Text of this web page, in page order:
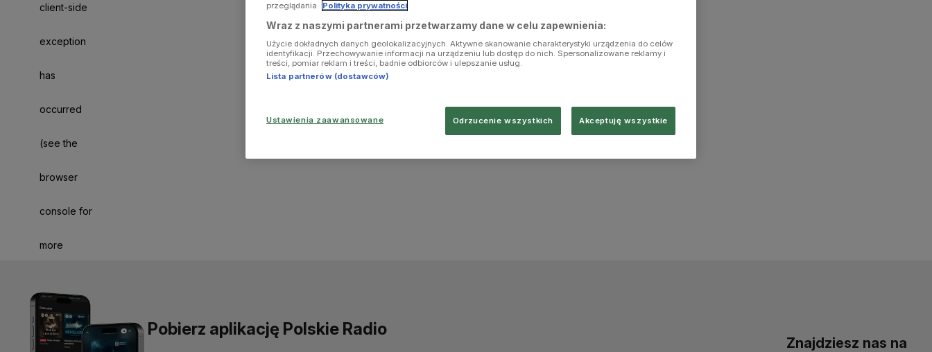
client-side
exception
has
occurred
(see the
browser
console for
more
Pobierz aplikację Polskie Radio
Znajdziesz nas na
przeglądania. Polityka prywatności
Wraz z naszymi partnerami przetwarzamy dane w celu zapewnienia:
Użycie dokładnych danych geolokalizacyjnych. Aktywne skanowanie charakterystyki urządzenia do celów
identyfikacji. Przechowywanie informacji na urządzeniu lub dostęp do nich. Spersonalizowane reklamy i
treści, pomiar reklam i treści, badnie odbiorców i ulepszanie usług.
Lista partnerów (dostawców)
Ustawienia zaawansowane Odrzucenie wszystkich Akceptuję wszystkie